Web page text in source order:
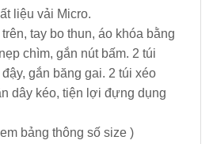
liệu vải Micro.
tay bo thun, áo khóa bằng
chìm, gắn nút bấm. 2 túi
gắn băng gai. 2 túi xéo
dây kéo, tiện lợi đựng dụng
bảng thông số size )